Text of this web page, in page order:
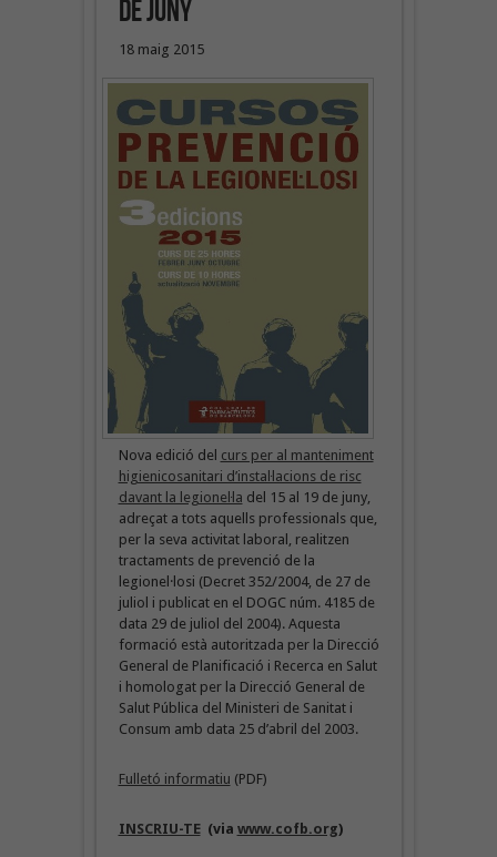
de juny
18 maig 2015
Nova edició del curs per al manteniment
higienicosanitari d’instaŀlacions de risc
davant la legioneŀla del 15 al 19 de juny,
adreçat a tots aquells professionals que,
per la seva activitat laboral, realitzen
tractaments de prevenció de la
legionel·losi (Decret 352/2004, de 27 de
juliol i publicat en el DOGC núm. 4185 de
data 29 de juliol del 2004). Aquesta
formació està autoritzada per la Direcció
General de Planificació i Recerca en Salut
i homologat per la Direcció General de
Salut Pública del Ministeri de Sanitat i
Consum amb data 25 d’abril del 2003.
Fulletó informatiu (PDF)
INSCRIU-TE(via www.cofb.org)